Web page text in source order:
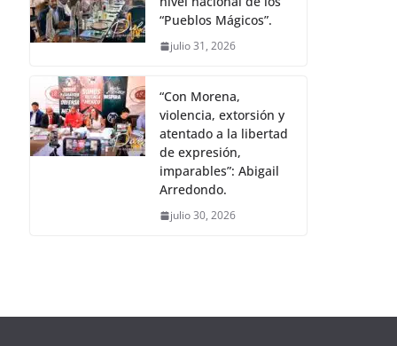
“Pueblos Mágicos”.
julio 31, 2026
“Con Morena,
violencia, extorsión y
atentado a la libertad
de expresión,
imparables”: Abigail
Arredondo.
julio 30, 2026